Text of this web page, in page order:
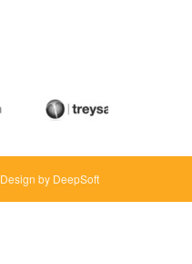
Design by DeepSoft